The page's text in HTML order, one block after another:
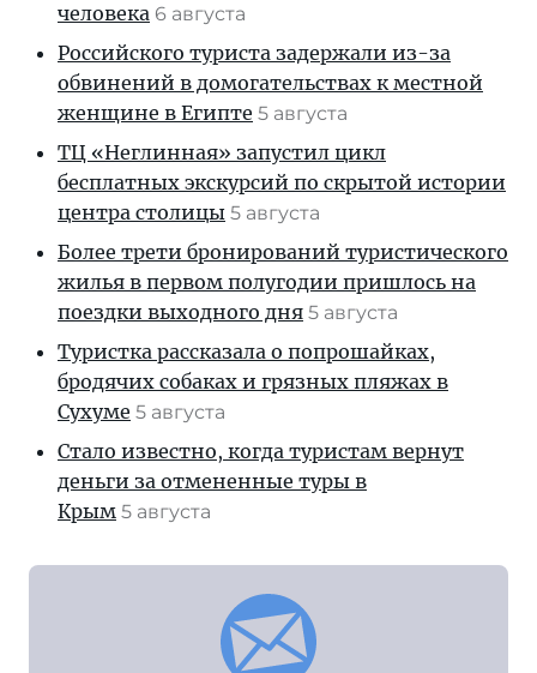
человека 6 августа
Российского туриста задержали из-за
обвинений в домогательствах к местной
женщине в Египте 5 августа
ТЦ «Неглинная» запустил цикл
бесплатных экскурсий по скрытой истории
центра столицы 5 августа
Более трети бронирований туристического
жилья в первом полугодии пришлось на
поездки выходного дня 5 августа
Туристка рассказала о попрошайках,
бродячих собаках и грязных пляжах в
Сухуме 5 августа
Стало известно, когда туристам вернут
деньги за отмененные туры в
Крым 5 августа